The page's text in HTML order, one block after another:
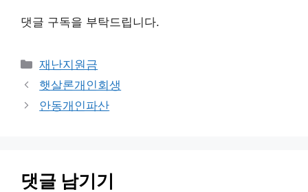
댓글 구독을 부탁드립니다.
카
테
리
재난지원금
햇살론개인회생
안동개인파산
댓글 남기기